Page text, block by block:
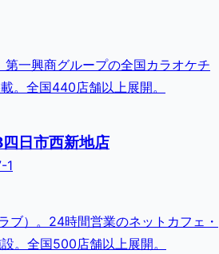
一興商グループの全国カラオケチ
。全国440店舗以上展開。
日市西新地店
1
ブ）。24時間営業のネットカフェ・
。全国500店舗以上展開。